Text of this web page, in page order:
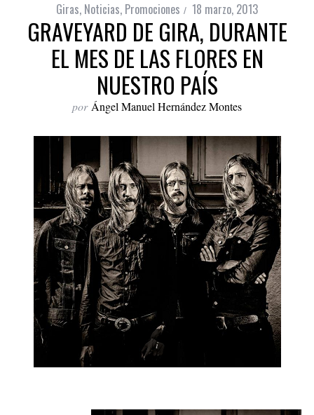
Giras, Noticias, Promociones 18 marzo, 2013
GRAVEYARD DE GIRA, DURANTE
EL MES DE LAS FLORES EN
NUESTRO PAÍS
por Ángel Manuel Hernández Montes